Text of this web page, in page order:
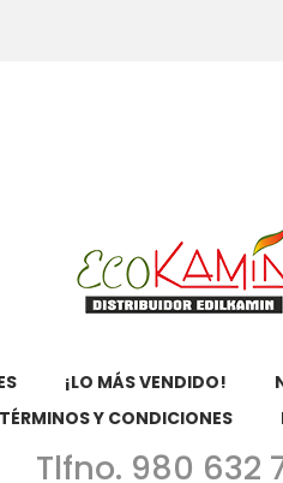
¡LO MÁS VENDIDO!
TÉRMINOS Y CONDICIONES
Tlfno. 980 632